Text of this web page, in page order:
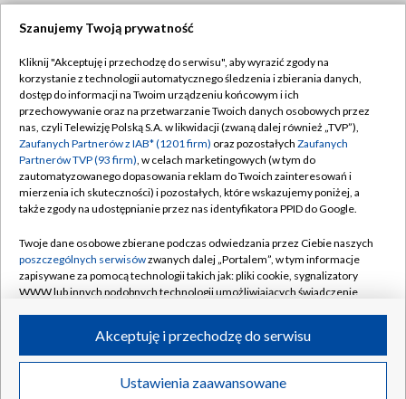
TVP
Abonament TVP
Emisja w TVP
Centrum informacji TVP
Naziemna Telewizja Cyfrowa
Rada Programowa
System NOS
Informacje o nadawcy
Program dla prasy
Regulamin TVP
Polityka prywatności
Moje zgody
Pomoc
Kontakt
Kanały
©2026 Telewizja Polska S.A. w likwidacji
Szanujemy Twoją prywatność
Kliknij "Akceptuję i przechodzę do serwisu", aby wyrazić zgody na
korzystanie z technologii automatycznego śledzenia i zbierania danych,
dostęp do informacji na Twoim urządzeniu końcowym i ich
przechowywanie oraz na przetwarzanie Twoich danych osobowych przez
nas, czyli Telewizję Polską S.A. w likwidacji (zwaną dalej również „TVP”),
Zaufanych Partnerów z IAB* (1201 firm) oraz pozostałych Zaufanych
Partnerów TVP (93 firm), w celach marketingowych (w tym do
zautomatyzowanego dopasowania reklam do Twoich zainteresowań i
mierzenia ich skuteczności) i pozostałych, które wskazujemy poniżej, a
także zgody na udostępnianie przez nas identyfikatora PPID do Google.
Twoje dane osobowe zbierane podczas odwiedzania przez Ciebie naszych
poszczególnych serwisówzwanych dalej „Portalem”, w tym informacje
zapisywane za pomocą technologii takich jak: pliki cookie, sygnalizatory
WWW lub innych podobnych technologii umożliwiających świadczenie
ruchu w Internecie.
Twoje dane osobowe zbierane podczas odwiedzania przez Ciebie
poszczególnych serwisówna Portalu, takie jak adresy IP, identyfikatory
Ustawienia zaawansowane
Akceptuję i przechodzę do serwisu